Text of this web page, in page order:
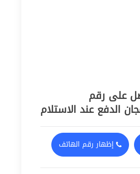
على رقم
إظهار رقم الهاتف